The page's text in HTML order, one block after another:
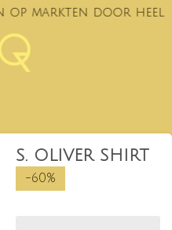
op markten door heel
S. OLIVER SHIRT
-60%